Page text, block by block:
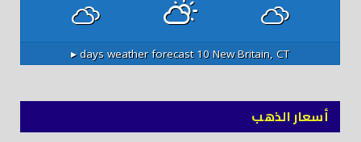
New Britain, CT
أسعار الذهب